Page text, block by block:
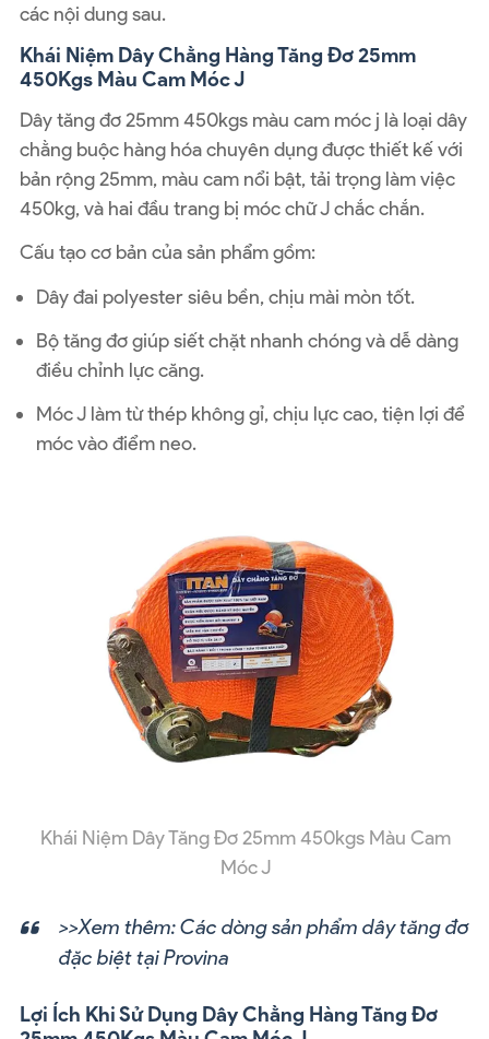
các nội dung sau.
Khái Niệm Dây Chằng Hàng Tăng Đơ 25mm
450Kgs Màu Cam Móc J
Dây tăng đơ 25mm 450kgs màu cam móc j là loại dây
chằng buộc hàng hóa chuyên dụng được thiết kế với
bản rộng 25mm, màu cam nổi bật, tải trọng làm việc
450kg, và hai đầu trang bị móc chữ J chắc chắn.
Cấu tạo cơ bản của sản phẩm gồm:
Dây đai polyester siêu bền, chịu mài mòn tốt.
Bộ tăng đơ giúp siết chặt nhanh chóng và dễ dàng
điều chỉnh lực căng.
Móc J làm từ thép không gỉ, chịu lực cao, tiện lợi để
móc vào điểm neo.
Khái Niệm Dây Tăng Đơ 25mm 450kgs Màu Cam
Móc J
>>Xem thêm:Các dòng sản phẩm dây tăng đơ
đặc biệt tại Provina
Lợi Ích Khi Sử Dụng Dây Chằng Hàng Tăng Đơ